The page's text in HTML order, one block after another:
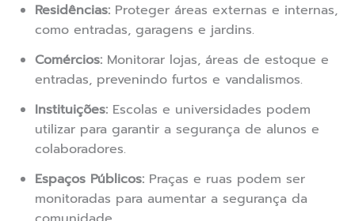
Residências: Proteger áreas externas e internas,
como entradas, garagens e jardins.
Comércios: Monitorar lojas, áreas de estoque e
entradas, prevenindo furtos e vandalismos.
Instituições: Escolas e universidades podem
utilizar para garantir a segurança de alunos e
colaboradores.
Espaços Públicos: Praças e ruas podem ser
monitoradas para aumentar a segurança da